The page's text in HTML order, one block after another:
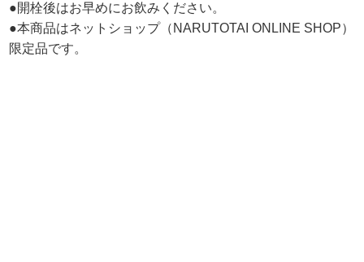
●開栓後はお早めにお飲みください。
●本商品はネットショップ（NARUTOTAI ONLINE SHOP）
限定品です。